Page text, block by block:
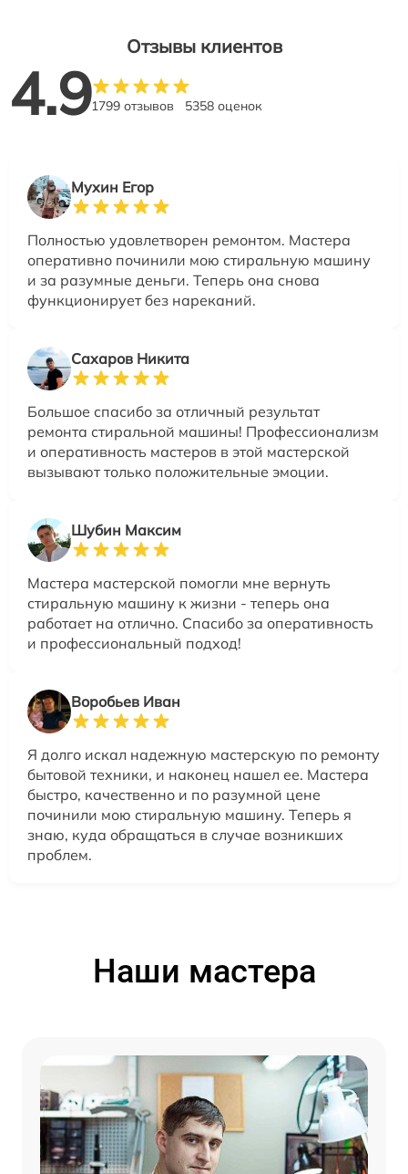
Отзывы клиентов
4.91799 отзывов 5358 оценок
Мухин Егор
Полностью удовлетворен ремонтом. Мастера
оперативно починили мою стиральную машину
и за разумные деньги. Теперь она снова
функционирует без нареканий.
Сахаров Никита
Большое спасибо за отличный результат
ремонта стиральной машины! Профессионализм
и оперативность мастеров в этой мастерской
вызывают только положительные эмоции.
Шубин Максим
Мастера мастерской помогли мне вернуть
стиральную машину к жизни - теперь она
работает на отлично. Спасибо за оперативность
и профессиональный подход!
Воробьев Иван
Я долго искал надежную мастерскую по ремонту
бытовой техники, и наконец нашел ее. Мастера
быстро, качественно и по разумной цене
починили мою стиральную машину. Теперь я
знаю, куда обращаться в случае возникших
проблем.
Наши мастера